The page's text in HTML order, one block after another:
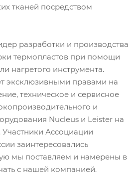
тканей посредством
разработки и производства
термопластов при помощи
нагретого инструмента.
эксклюзивными правами на
техническое и сервисное
и
Nucleus и Leister на
Ассоциации
заинтересовались
мы поставляем и намерены в
с нашей компанией.